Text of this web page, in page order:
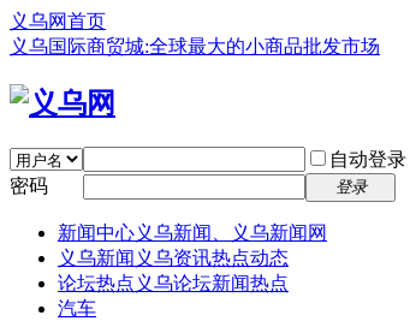
义乌网首页
义乌国际商贸城:全球最大的小商品批发市场
自动登录
密码
登录
新闻中心义乌新闻、义乌新闻网
义乌新闻 义乌资讯热点动态
论坛热点 义乌论坛新闻热点
汽车